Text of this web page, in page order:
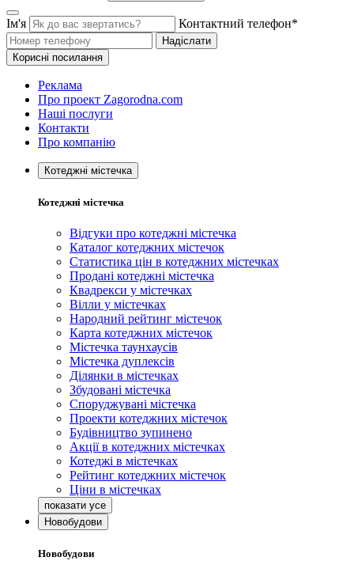
Ім'я Контактний телефон*
Надіслати
Корисні посилання
Реклама
Про проект Zagorodna.com
Наші послуги
Контакти
Про компанію
Котеджні містечка
Котеджні містечка
Відгуки про котеджні містечка
Каталог котеджних містечок
Статистика цін в котеджних містечках
Продані котеджні містечка
Квадрекси у містечках
Вілли у містечках
Народний рейтинг містечок
Карта котеджних містечок
Містечка таунхаусів
Містечка дуплексів
Ділянки в містечках
Збудовані містечка
Споруджувані містечка
Проекти котеджних містечок
Будівництво зупинено
Акції в котеджних містечках
Котеджі в містечках
Рейтинг котеджних містечок
Ціни в містечках
Новобудови
Новобудови